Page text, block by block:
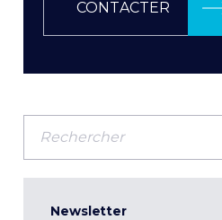
CONTACTER
Newsletter